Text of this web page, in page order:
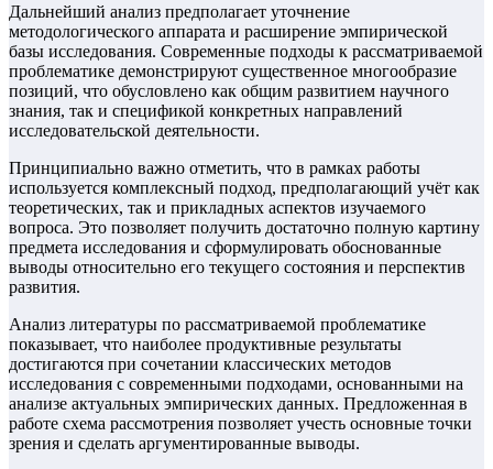
Дальнейший анализ предполагает уточнение
методологического аппарата и расширение эмпирической
базы исследования. Современные подходы к рассматриваемой
проблематике демонстрируют существенное многообразие
позиций, что обусловлено как общим развитием научного
знания, так и спецификой конкретных направлений
исследовательской деятельности.
Принципиально важно отметить, что в рамках работы
используется комплексный подход, предполагающий учёт как
теоретических, так и прикладных аспектов изучаемого
вопроса. Это позволяет получить достаточно полную картину
предмета исследования и сформулировать обоснованные
выводы относительно его текущего состояния и перспектив
развития.
Анализ литературы по рассматриваемой проблематике
показывает, что наиболее продуктивные результаты
достигаются при сочетании классических методов
исследования с современными подходами, основанными на
анализе актуальных эмпирических данных. Предложенная в
работе схема рассмотрения позволяет учесть основные точки
зрения и сделать аргументированные выводы.